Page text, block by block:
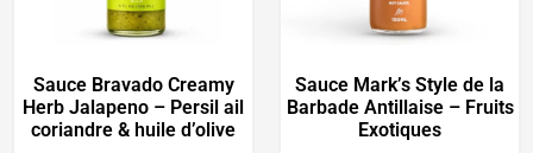
Sauce Bravado Creamy
Herb Jalapeno – Persil ail
coriandre & huile d’olive
Sauce Mark’s Style de la
Barbade Antillaise – Fruits
Exotiques